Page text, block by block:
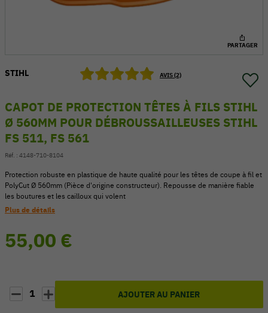
V
PARTAGER
STIHL AVIS (2)
CAPOT DE PROTECTION TÊTES À FILS STIHL
Ø 560MM POUR DÉBROUSSAILLEUSES STIHL
FS 511, FS 561
Réf. : 4148-710-8104
Protection robuste en plastique de haute qualité pour les têtes de coupe à fil et
PolyCut Ø 560mm (Pièce d'origine constructeur). Repousse de manière fiable
les boutures et les cailloux qui volent
Plus de détails
55,00 €
1 AJOUTER AU PANIER